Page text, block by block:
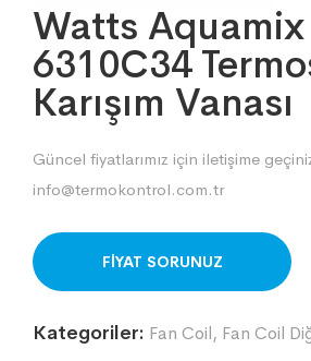
Watts Aquamix
6310C34
Karışım Vanası
Güncel fiyatlarımız için iletişime
info@termokontrol.com.tr
ORDER ON WHATSAPP
Kategoriler: Fan Coil, Fan Coil